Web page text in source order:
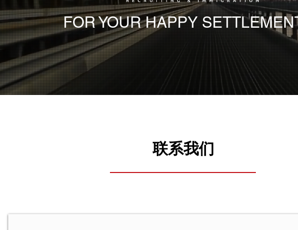
FOR YOUR HAPPY
联系我们